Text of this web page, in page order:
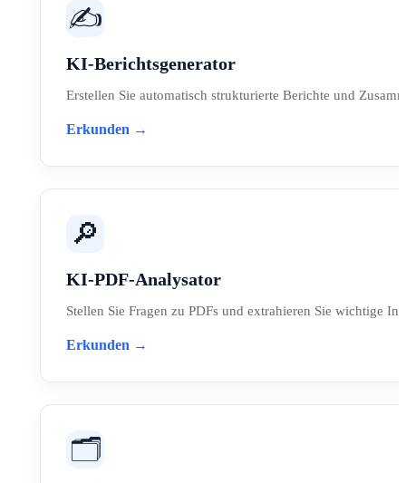
✍️
KI-Berichtsgenerator
Erstellen Sie automatisch strukturierte Berichte und
Erkunden →
🔎
KI-PDF-Analysator
Stellen Sie Fragen zu PDFs und extrahieren Sie wichtige
Erkunden →
🗂️